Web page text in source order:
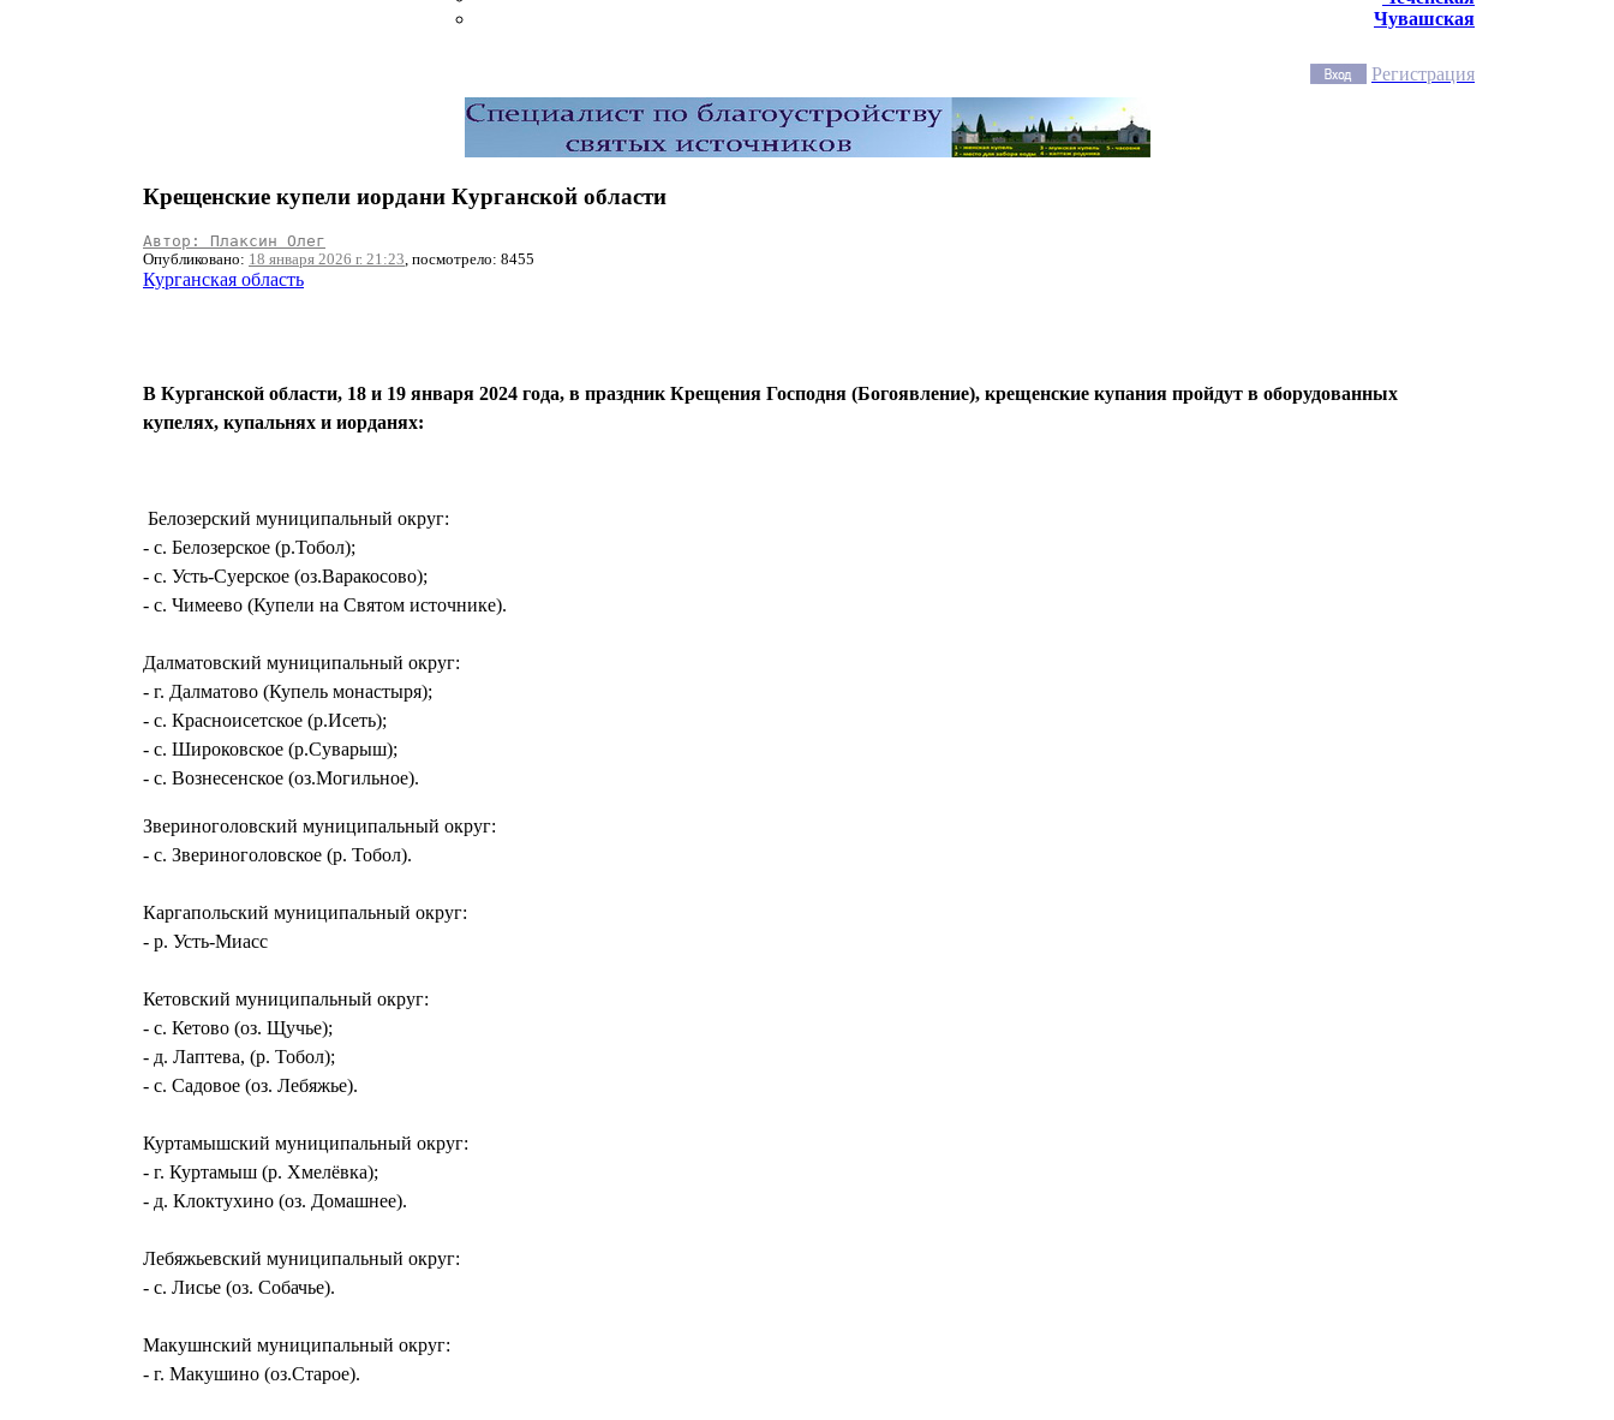
Чувашская
Регистрация
Крещенские купели иордани Курганской области
Автор: Плаксин Олег
Опубликовано: 18 января 2026 г. 21:23, посмотрело: 8455
Курганская область
В Курганской области, 18 и 19 января 2024 года, в праздник Крещения Господня (Богоявление), крещенские купания пройдут в оборудованных
купелях, купальнях и иорданях:
Белозерский муниципальный округ:
- с. Белозерское (р.Тобол);
- с. Усть-Суерское (оз.Варакосово);
- с. Чимеево (Купели на Святом источнике).
Далматовский муниципальный округ:
- г. Далматово (Купель монастыря);
- с. Красноисетское (р.Исеть);
- с. Широковское (р.Суварыш);
- с. Вознесенское (оз.Могильное).
Звериноголовский муниципальный округ:
- с. Звериноголовское (р. Тобол).
Каргапольский муниципальный округ:
- р. Усть-Миасс
Кетовский муниципальный округ:
- с. Кетово (оз. Щучье);
- д. Лаптева, (р. Тобол);
- с. Садовое (оз. Лебяжье).
Куртамышский муниципальный округ:
- г. Куртамыш (р. Хмелёвка);
- д. Клоктухино (оз. Домашнее).
Лебяжьевский муниципальный округ:
- с. Лисье (оз. Собачье).
Макушнский муниципальный округ:
- г. Макушино (оз.Старое).